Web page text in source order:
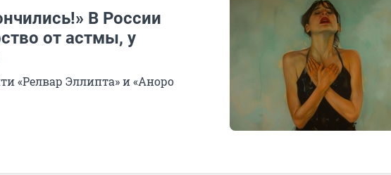
В России
от астмы, у
«Релвар Эллипта» и «Аноро